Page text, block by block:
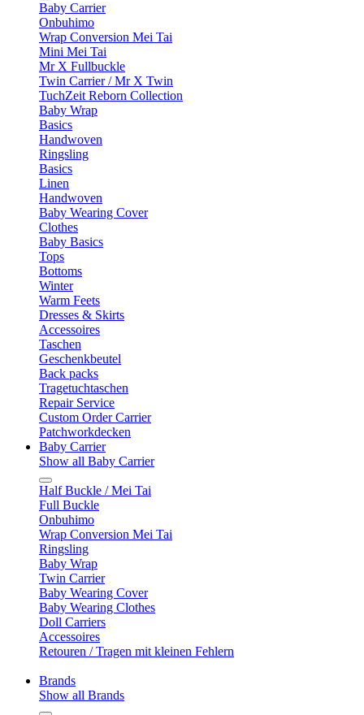
Baby Carrier
Onbuhimo
Wrap Conversion Mei Tai
Mini Mei Tai
Mr X Fullbuckle
Twin Carrier / Mr X Twin
TuchZeit Reborn Collection
Baby Wrap
Basics
Handwoven
Ringsling
Basics
Linen
Handwoven
Baby Wearing Cover
Clothes
Baby Basics
Tops
Bottoms
Winter
Warm Feets
Dresses & Skirts
Accessoires
Taschen
Geschenkbeutel
Back packs
Tragetuchtaschen
Repair Service
Custom Order Carrier
Patchworkdecken
Baby Carrier
Show all Baby Carrier
Half Buckle / Mei Tai
Full Buckle
Onbuhimo
Wrap Conversion Mei Tai
Ringsling
Baby Wrap
Twin Carrier
Baby Wearing Cover
Baby Wearing Clothes
Doll Carriers
Accessoires
Retouren / Tragen mit kleinen Fehlern
Brands
Show all Brands